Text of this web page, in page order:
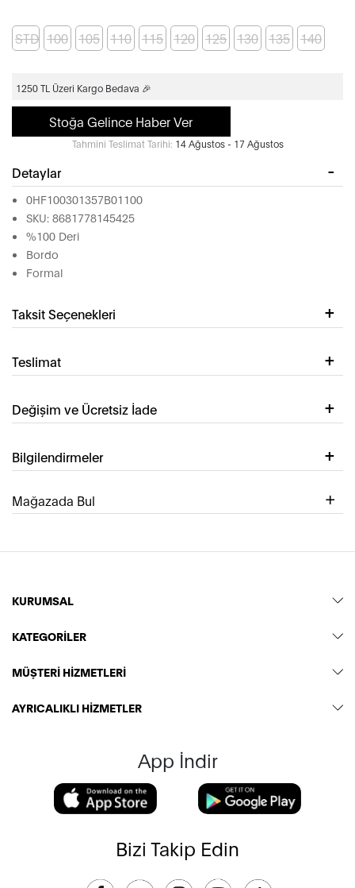
STD 100 105 110 115 120 125 130 135 140
1250 TL Üzeri Kargo Bedava 🎉
Stoğa Gelince Haber Ver
Tahmini Teslimat Tarihi: 14 Ağustos - 17 Ağustos
Detaylar
0HF100301357B01100
SKU: 8681778145425
%100 Deri
Bordo
Formal
Taksit Seçenekleri
Teslimat
Değişim ve Ücretsiz İade
Bilgilendirmeler
Mağazada Bul
KURUMSAL
KATEGORİLER
MÜŞTERİ HİZMETLERİ
AYRICALIKLI HİZMETLER
App İndir
Bizi Takip Edin